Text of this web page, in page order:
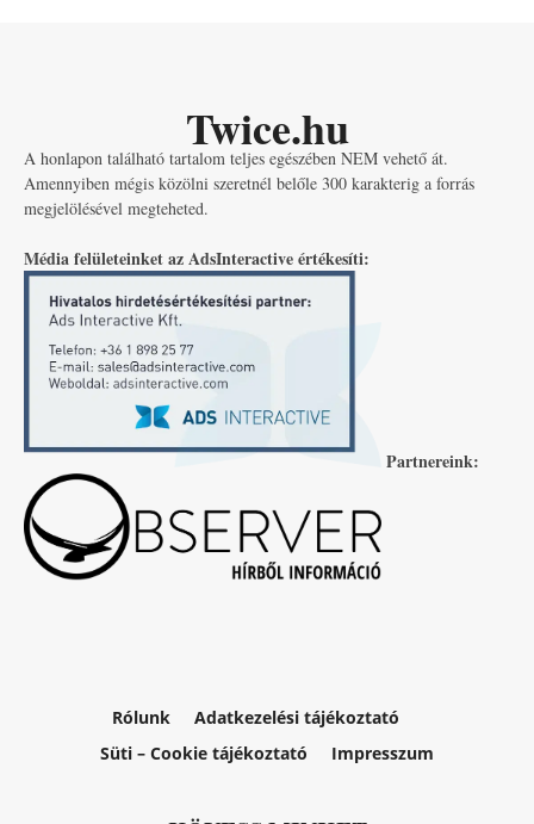
Twice.hu
A honlapon található tartalom teljes egészében NEM vehető át.
Amennyiben mégis közölni szeretnél belőle 300 karakterig a forrás
megjelölésével megteheted.
Média felületeinket az AdsInteractive értékesíti:
Partnereink:
Rólunk
Adatkezelési tájékoztató
Süti – Cookie tájékoztató
Impresszum